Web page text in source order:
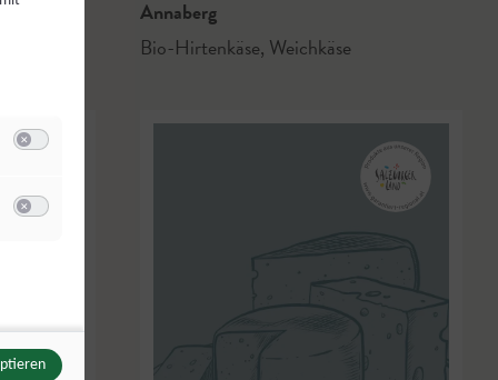
Annaberg
Bio-Hirtenkäse, Weichkäse
Switch zum Einwilligen bzw. Ablehnen der Kategorie Analyse / Statistik
Meta Pixel